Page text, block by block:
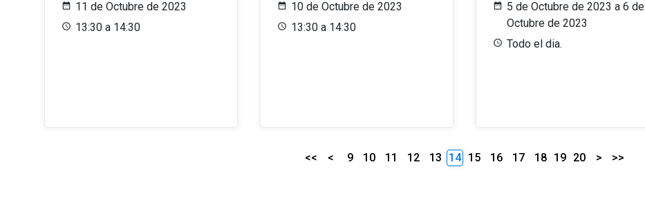
11 de Octubre de 2023
13:30 a 14:30
10 de Octubre de 2023
13:30 a 14:30
5 de Octubre de 2023 a 6 de
Octubre de 2023
Todo el dia.
<< < 9 10 11 12 13 14 15 16 17 18 19 20 > >>